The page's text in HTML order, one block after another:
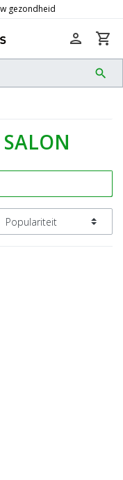
search
person shopping_cart
SALON